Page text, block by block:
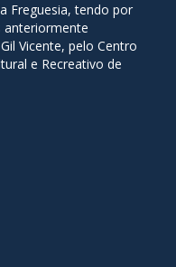
Freguesia, tendo por
anteriormente
Vicente, pelo Centro
e Recreativo de